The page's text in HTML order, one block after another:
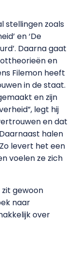
stellingen zoals
en ‘De
Daarna gaat
en
Filemon heeft
in de staat.
en zijn
legt hij
en dat
halen
levert het een
voelen ze zich
gewoon
naar
over